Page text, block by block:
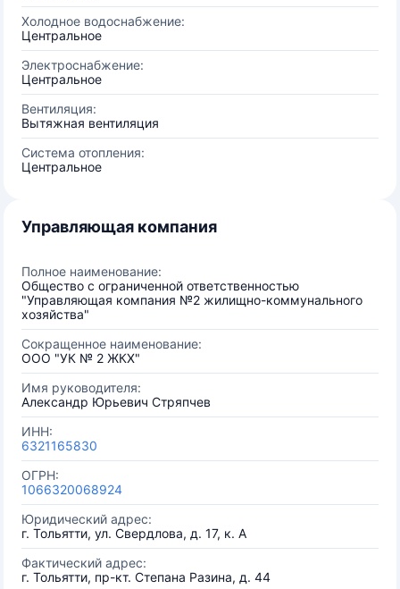
Холодное водоснабжение:
Центральное
Электроснабжение:
Центральное
Вентиляция:
Вытяжная вентиляция
Система отопления:
Центральное
Управляющая компания
Полное наименование:
Общество с ограниченной ответственностью
"Управляющая компания №2 жилищно-коммунального
хозяйства"
Сокращенное наименование:
ООО "УК № 2 ЖКХ"
Имя руководителя:
Александр Юрьевич Стряпчев
ИНН:
6321165830
ОГРН:
1066320068924
Юридический адрес:
г. Тольятти, ул. Свердлова, д. 17, к. А
Фактический адрес:
г. Тольятти, пр-кт. Степана Разина, д. 44